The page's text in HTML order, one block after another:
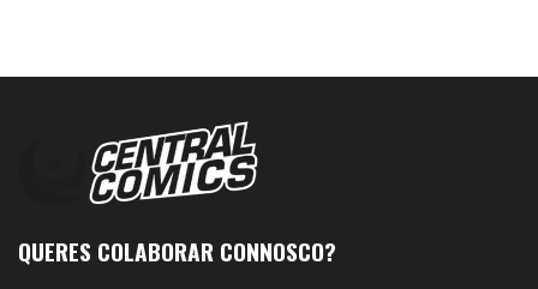
QUERES COLABORAR CONNOSCO?